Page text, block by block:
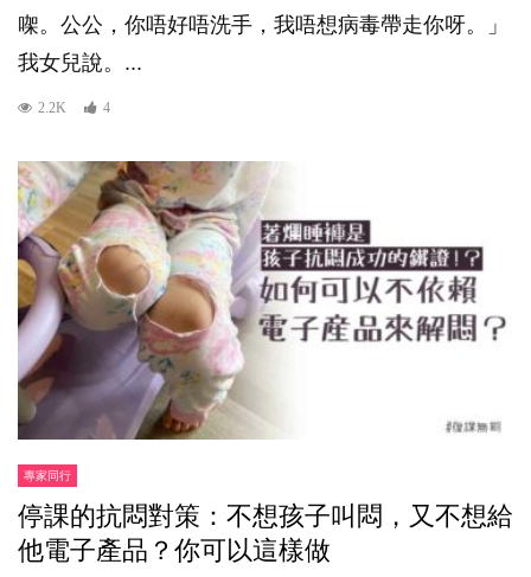
㗎。公公，你唔好唔洗手，我唔想病毒帶走你呀。」
我女兒說。...
2.2K 4
專家同行
停課的抗悶對策：不想孩子叫悶，又不想給
他電子產品？你可以這樣做